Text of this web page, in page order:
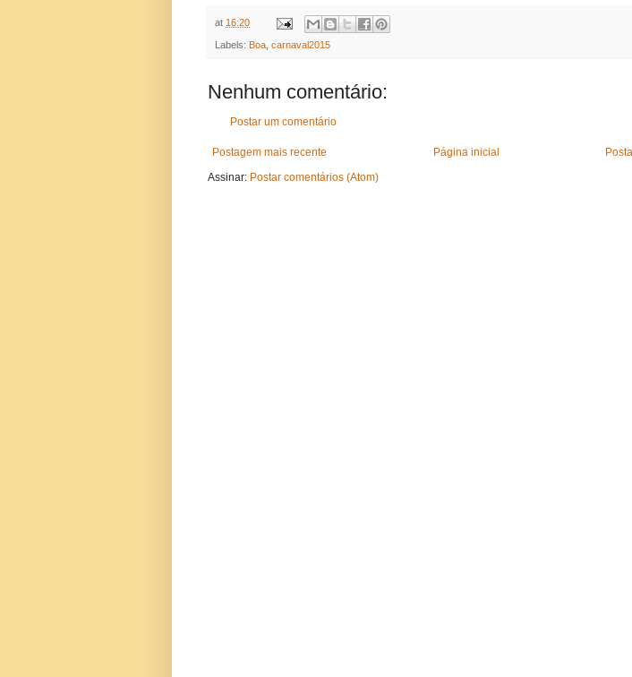
at 16:20
Labels: Boa carnaval2015
Nenhum comentário:
Postar um comentário
Postagem mais recente
Página inicial
Assinar: Postar comentários (Atom)